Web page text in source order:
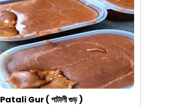
Patali Gur ( পাটালী গুড় )